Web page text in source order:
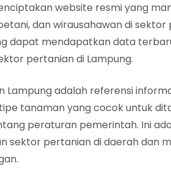
website resmi yang
dan wirausahawan di
dapat mendapatkan data
pertanian di Lampung.
Lampung adalah referensi
tanaman yang cocok untuk
peraturan pemerintah. Ini
sektor pertanian di daerah dan